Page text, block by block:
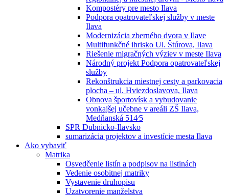
Kompostéry pre mesto Ilava
Podpora opatrovateľskej služby v meste
Ilava
Modernizácia zberného dvora v Ilave
Multifunkčné ihrisko Ul. Štúrova, Ilava
Riešenie migračných výziev v meste Ilava
Národný projekt Podpora opatrovateľskej
služby
Rekonštrukcia miestnej cesty a parkovacia
plocha – ul. Hviezdoslavova, Ilava
Obnova športovísk a vybudovanie
vonkajšej učebne v areáli ZŠ Ilava,
Medňanská 514⁄5
SPR Dubnicko-Ilavsko
sumarizácia projektov a investície mesta Ilava
Ako vybaviť
Matrika
Osvedčenie listín a podpisov na listinách
Vedenie osobitnej matriky
Vystavenie druhopisu
Uzatvorenie manželstva